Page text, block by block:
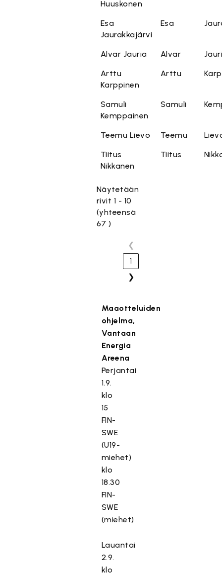
Huuskonen
Esa
Jaurakkajärvi
Esa
Alvar Jauria Alvar
Arttu
Karppinen
Arttu
Samuli
Kemppainen
Samuli
Teemu Lievo Teemu
Tiitus
Nikkanen
Tiitus
Näytetään
rivit 1 - 10
(yhteensä
67 )
❮
1
❯
Maaotteluiden
ohjelma,
Vantaan
Energia
Areena
Perjantai
1.9.
klo
15
FIN-
SWE
(U19-
miehet)
klo
18.30
FIN-
SWE
(miehet)
Lauantai
2.9.
klo